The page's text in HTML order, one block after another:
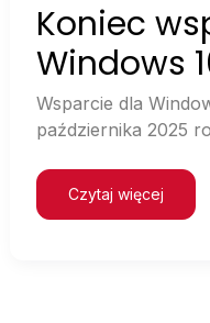
Koniec
Windows
Wsparcie dla
października 2025
Czytaj więcej